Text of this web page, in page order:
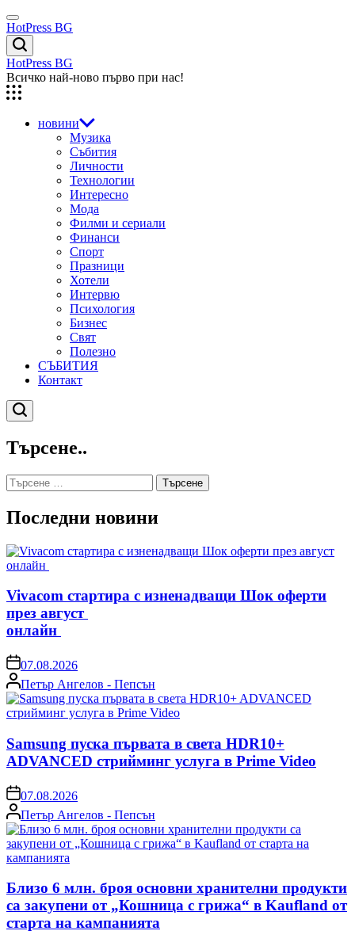
Skip
to
content
Menu
HotPress BG
Търсене
HotPress BG
Всичко най-ново първо при нас!
новини
Музика
Събития
Личности
Технологии
Интересно
Мода
Филми и сериали
Финанси
Спорт
Празници
Хотели
Интервю
Психология
Бизнес
Свят
Полезно
СЪБИТИЯ
Контакт
Търсене
Търсене..
Търсене
за:
Последни новини
Vivacom стартира с изненадващи Шок оферти
през август
онлайн
on07.08.2026
Posted
by
Петър Ангелов - Пепсън
Samsung пуска първата в света HDR10+
ADVANCED стрийминг услуга в Prime Video
on07.08.2026
Posted
by
Петър Ангелов - Пепсън
Близо 6 млн. броя основни хранителни продукти
са закупени от „Кошница с грижа“ в Kaufland от
старта на кампанията